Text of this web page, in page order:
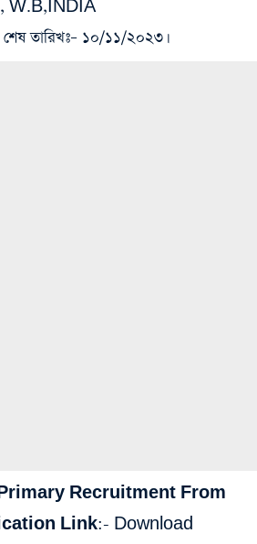
W.B,INDIA
তারিখঃ– ১০/১১/২০২৩।
Recruitment From
Link:- Download